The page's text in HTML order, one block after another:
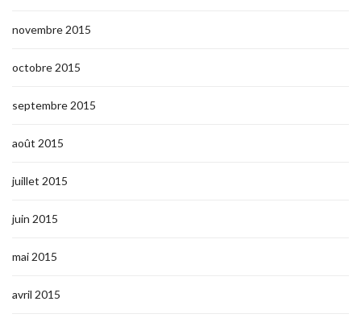
novembre 2015
octobre 2015
septembre 2015
août 2015
juillet 2015
juin 2015
mai 2015
avril 2015